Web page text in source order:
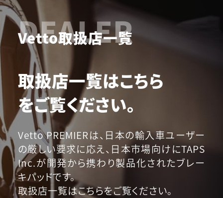
DEALER
Vetto取扱店一覧
取扱店一覧はこちら
をご覧ください。
Vetto PREMIERは、日本の輸入車ユーザー
の厳しい要求に応え、日本市場向けにTAPS
Inc.が開発から携わり製品化されたブレー
キパッドです。
取扱店一覧はこちらをご覧ください。